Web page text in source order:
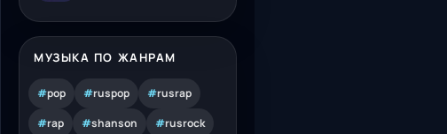
МУЗЫКА ПО ЖАНРАМ
#pop #ruspop #rusrap
#rap #shanson #rusrock